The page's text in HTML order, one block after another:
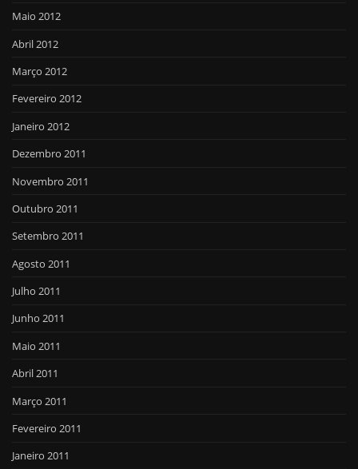
Maio 2012
Abril 2012
Março 2012
Fevereiro 2012
Janeiro 2012
Dezembro 2011
Novembro 2011
Outubro 2011
Setembro 2011
Agosto 2011
Julho 2011
Junho 2011
Maio 2011
Abril 2011
Março 2011
Fevereiro 2011
Janeiro 2011